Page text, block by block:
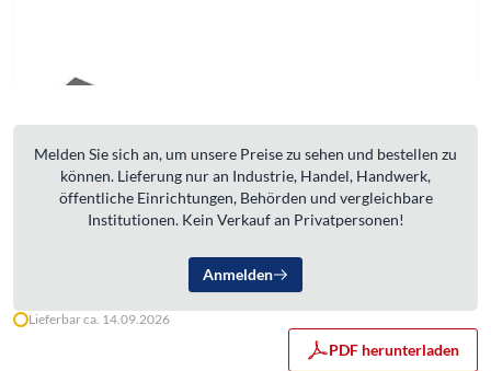
Melden Sie sich an, um unsere Preise zu sehen und bestellen zu
können. Lieferung nur an Industrie, Handel, Handwerk,
öffentliche Einrichtungen, Behörden und vergleichbare
Institutionen. Kein Verkauf an Privatpersonen!
Anmelden
Lieferbar ca. 14.09.2026
PDF herunterladen